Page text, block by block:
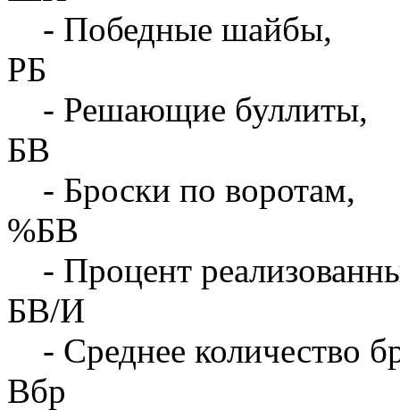
- Победные шайбы,
РБ
- Решающие буллиты,
БВ
- Броски по воротам,
%БВ
- Процент
БВ/И
- Среднее количество
Вбр